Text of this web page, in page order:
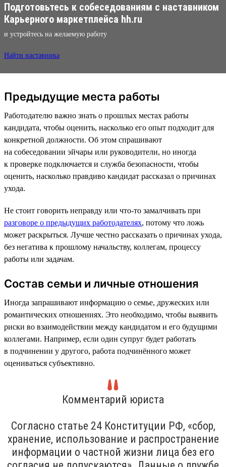
Подготовьтесь к собеседованиям с наставником
Карьерного маркетплейса hh.ru
и устройтесь на желаемую работу
Найти наставника
Предыдущие места работы
Работодателю важно знать о прошлых местах работы
кандидата, чтобы оценить, насколько его опыт подходит для
конкретной должности. Об этом спрашивают
на собеседовании эйчары или руководители, но иногда
к проверке подключается и служба безопасности, чтобы
оценить, насколько правдиво кандидат рассказал о причинах
ухода.
Не стоит говорить неправду или что-то замалчивать при
разговоре о предыдущих работодателях, потому что ложь
может раскрыться. Лучше честно рассказать о причинах ухода,
без негатива к прошлому начальству, коллегам, процессу
работы или задачам.
Состав семьи и личные отношения
Иногда запрашивают информацию о семье, дружеских или
романтических отношениях. Это необходимо, чтобы выявить
риски во взаимодействии между кандидатом и его будущими
коллегами. Например, если один супруг будет работать
в подчинении у другого, работа подчинённого может
оцениваться субъективно.
Комментарий юриста
Согласно статье 24 Конституции РФ, «сбор,
хранение, использование и распространение
информации о частной жизни лица без его